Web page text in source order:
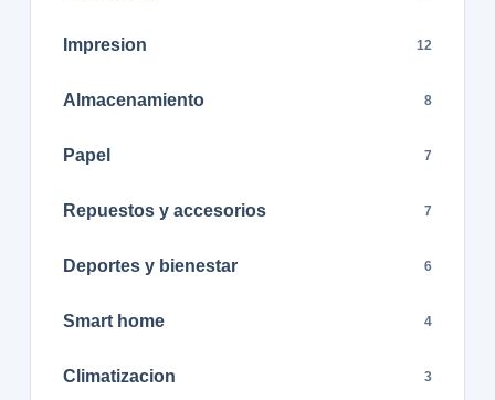
Impresion 12
Almacenamiento 8
Papel 7
Repuestos y accesorios 7
Deportes y bienestar 6
Smart home 4
Climatizacion 3